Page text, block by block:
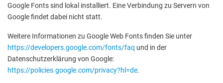
Google Fonts sind lokal installiert. Eine Verbindung zu Servern von
Google findet dabei nicht statt.
Weitere Informationen zu Google Web Fonts finden Sie unter
https://developers.google.com/fonts/faq und in der
Datenschutzerklärung von Google:
https://policies.google.com/privacy?hl=de.